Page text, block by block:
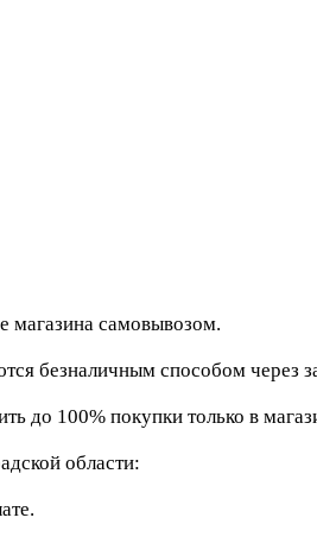
магазина самовывозом.
безналичным способом через
до 100% покупки только в
области: